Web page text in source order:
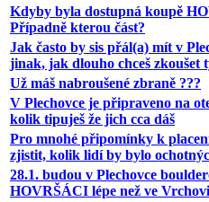
Kdyby byla dostupná koupě
Případně kterou část?
Jak často by sis přál(a) mít v
jinak, jak dlouho chceš zkoušet
Už máš nabroušené zbraně ???
V Plechovce je připraveno na
kolik tipuješ že jich cca dáš
Pro mnohé připomínky k
zjistit, kolik lidí by bylo
28.1. budou v Plechovce
HOVRŠÁCI lépe než ve